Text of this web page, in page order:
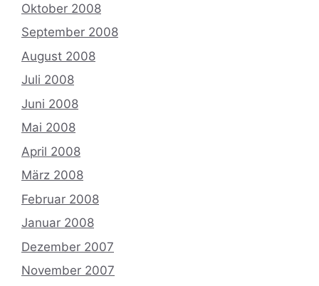
Oktober 2008
September 2008
August 2008
Juli 2008
Juni 2008
Mai 2008
April 2008
März 2008
Februar 2008
Januar 2008
Dezember 2007
November 2007